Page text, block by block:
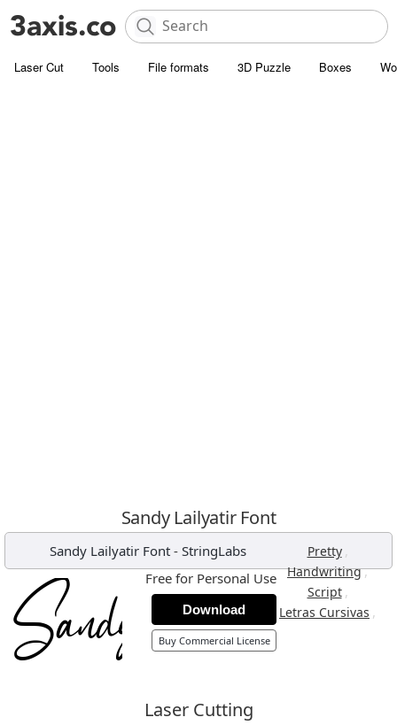
Laser Cut Tools File formats 3D Puzzle Boxes
Sandy Lailyatir Font
Sandy Lailyatir Font- StringLabs Pretty ,
Handwriting,
Script ,
Letras Cursivas ,
Free for Personal Use
Download
Buy Commercial License
Laser Cutting